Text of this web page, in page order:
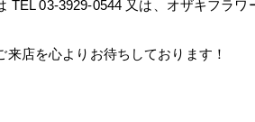
TEL 03-3929-0544 又は、オザキフラ
来店を心よりお待ちしております！